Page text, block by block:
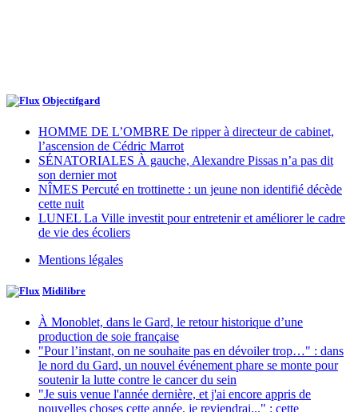
Objectifgard
HOMME DE L’OMBRE De ripper à directeur de cabinet,
l’ascension de Cédric Marrot
SÉNATORIALES À gauche, Alexandre Pissas n’a pas dit
son dernier mot
NÎMES Percuté en trottinette : un jeune non identifié décède
cette nuit
LUNEL La Ville investit pour entretenir et améliorer le cadre
de vie des écoliers
Mentions légales
Midilibre
À Monoblet, dans le Gard, le retour historique d’une
production de soie française
"Pour l’instant, on ne souhaite pas en dévoiler trop…" : dans
le nord du Gard, un nouvel événement phare se monte pour
soutenir la lutte contre le cancer du sein
"Je suis venue l'année dernière, et j'ai encore appris de
nouvelles choses cette année, je reviendrai..." : cette